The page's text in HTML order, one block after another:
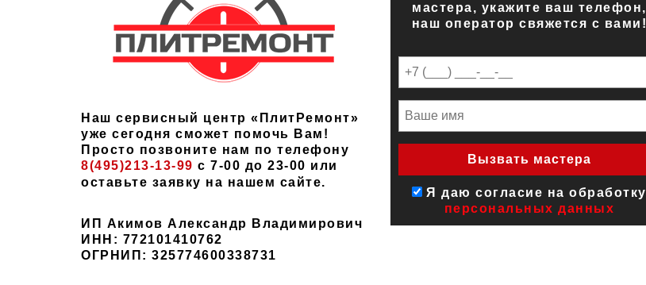
Наш сервисный центр «ПлитРемонт»
уже сегодня сможет помочь Вам!
Просто позвоните нам по телефону
8(495)213-13-99 с 7-00 до 23-00 или
оставьте заявку на нашем сайте.
ИП Акимов Александр Владимирович
ИНН: 772101410762
ОГРНИП: 325774600338731
мастера, укажите ваш телефон,
наш оператор свяжется с вами!
Я даю согласие на обработку
персональных данных